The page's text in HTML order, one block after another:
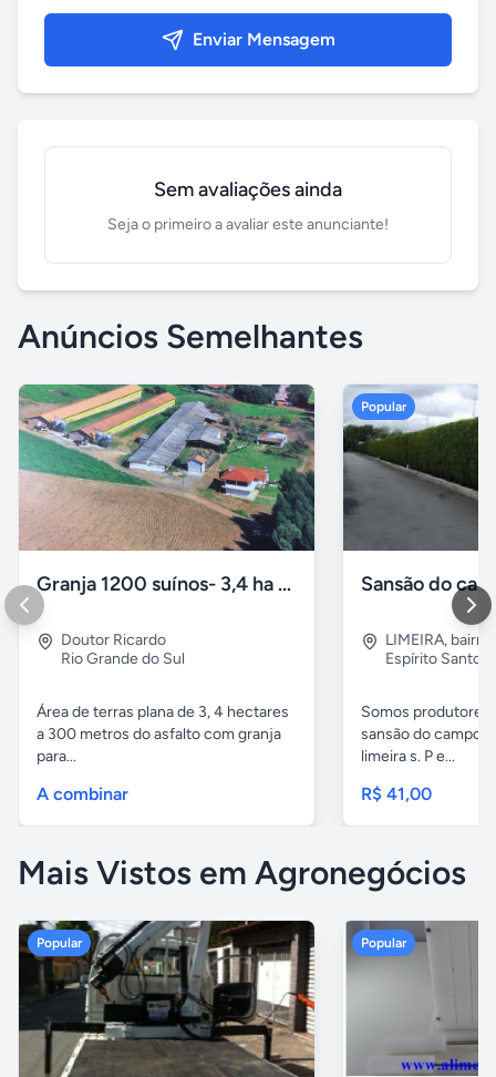
Enviar Mensagem
Sem avaliações ainda
Seja o primeiro a avaliar este anunciante!
Anúncios Semelhantes
Granja 1200 suínos- 3,4 ha Doutor Ricardo/RS
Doutor Ricardo
Rio Grande do Sul
Área de terras plana de 3, 4 hectares
a 300 metros do asfalto com granja
para...
A combinar
Popular
LIMEIRA,
Espírito Santo
Somos produtores
sansão do campo
limeira s. P e...
R$ 41,00
Mais Vistos em Agronegócios
Popular Popular